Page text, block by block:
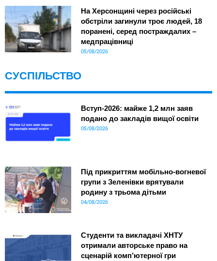
На Херсонщині через російські
обстріли загинули троє людей, 18
поранені, серед постраждалих –
медпрацівниці
05/08/2026
СУСПІЛЬСТВО
Вступ-2026: майже 1,2 млн заяв
подано до закладів вищої освіти
05/08/2026
Під прикриттям мобільно-вогневої
групи з Зеленівки врятували
родину з трьома дітьми
04/08/2026
Студенти та викладачі ХНТУ
отримали авторське право на
сценарій комп’ютерної гри